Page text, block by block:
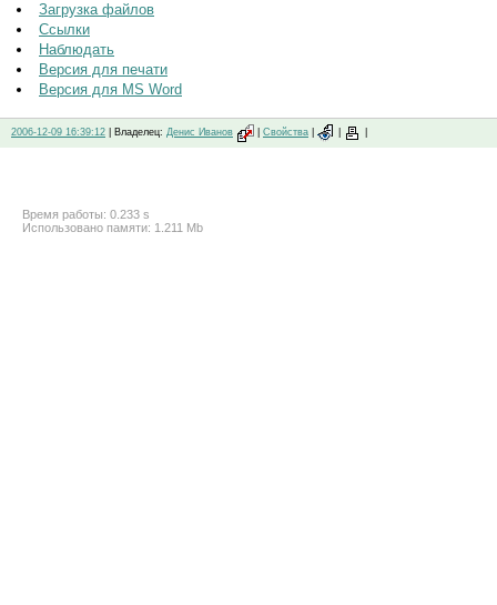
Загрузка файлов
Ссылки
Наблюдать
Версия для печати
Версия для MS Word
2006-12-09 16:39:12 | Владелец: Денис Иванов Свойства
Время работы: 0.233 s
Использовано памяти: 1.211 Mb